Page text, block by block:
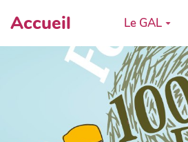
Accueil Le GAL